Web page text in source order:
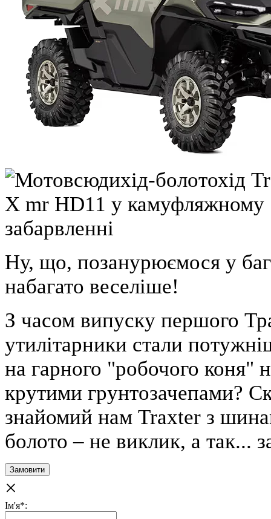
Ну, що, позанурюємося у
набагато веселіше!
З часом випуску першого
утилітарники стали
на гарного "робочого коня"
крутими грунтозачепами?
знайомий нам Traxter з
болото – не виклик, а так...
Замовити
×
Ім'я*: